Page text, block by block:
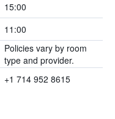
15:00
11:00
Policies vary by room
type and provider.
+1 714 952 8615